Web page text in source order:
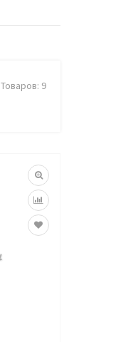
Товаров: 9